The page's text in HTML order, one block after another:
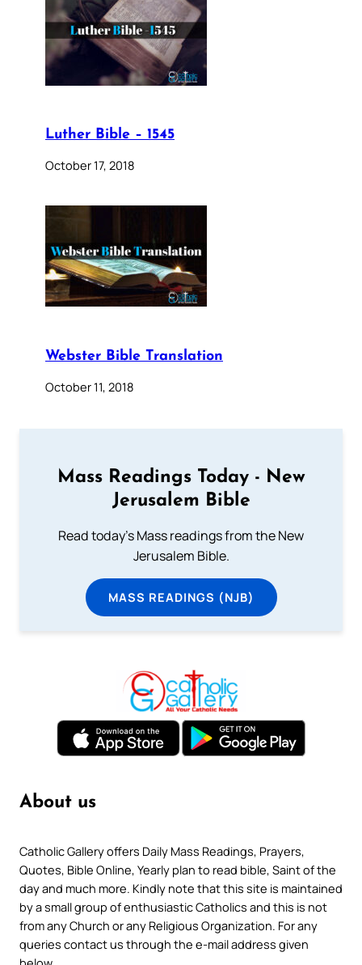
Luther Bible – 1545
October 17, 2018
Webster Bible Translation
October 11, 2018
Mass Readings Today - New
Jerusalem Bible
Read today's Mass readings from the New
Jerusalem Bible.
MASS READINGS (NJB)
About us
Catholic Gallery offers Daily Mass Readings, Prayers,
Quotes, Bible Online, Yearly plan to read bible, Saint of the
day and much more. Kindly note that this site is maintained
by a small group of enthusiastic Catholics and this is not
from any Church or any Religious Organization. For any
queries contact us through the e-mail address given